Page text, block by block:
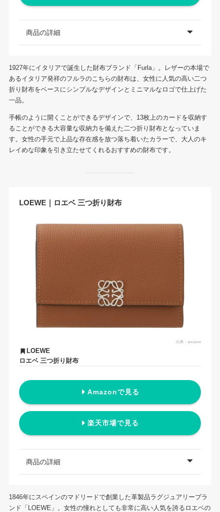
商品の詳細
1927年にイタリアで誕生した財布ブランド「Furla」。レザーの本場で
あるイタリア発祥のフルラのこちらの財布は、女性に人気の高い二つ
折り財布をベースにシンプルなデザインとミニマルなロゴで仕上げた
一品。
手帳のように開くことができるデザインで、13枚上のカードを収納す
ることができる大容量な収納力を備えた二つ折り財布となっていま
す。女性の手元で上品な存在感を放つ落ち着いたカラーで、大人のキ
レイめな印象を引き立たせてくれるおすすめの財布です。
LOEWE｜ロエベ 三つ折り財布
出典：amazon
LOEWE
ロエベ 三つ折り財布
Amazonで見る
楽天市場で見る
商品の詳細
1846年にスペインのマドリードで創業した革製品ラグジュアリーブラ
ンド「LOEWE」。女性の憧れとしても非常に高い人気を誇るロエベの